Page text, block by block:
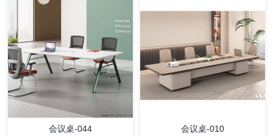
会议桌-044 会议桌-010